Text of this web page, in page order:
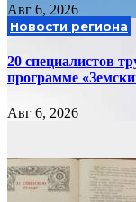
Авг 6, 2026
Новости региона
20 специалистов
программе
Авг 6, 2026